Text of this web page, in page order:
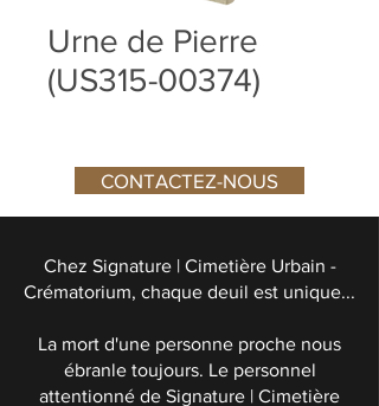
Urne de Pierre
(US315-00374)
CONTACTEZ-NOUS
Chez Signature | Cimetière Urbain -
Crématorium, chaque deuil est unique...
La mort d'une personne proche nous
ébranle toujours. Le personnel
attentionné de Signature | Cimetière